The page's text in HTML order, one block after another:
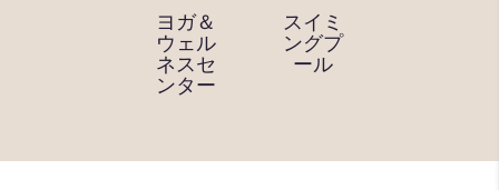
ヨガ＆
ウェル
ネスセ
ンター
スイミ
ングプ
ール